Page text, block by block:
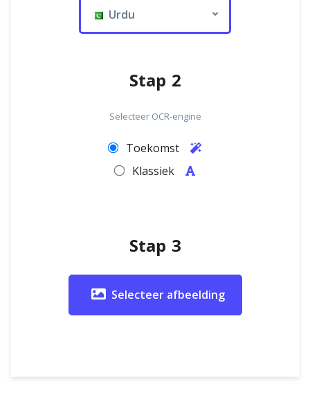
Urdu
Stap 2
Selecteer OCR-engine
Toekomst
Klassiek
Stap 3
Selecteer afbeelding